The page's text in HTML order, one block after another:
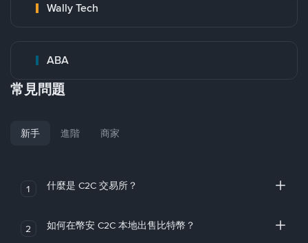
Wally Tech
ABA
常見問題
新手 進階 商家
1 什麼是 C2C 交易所？
2 如何在幣安 C2C 本地出售比特幣？